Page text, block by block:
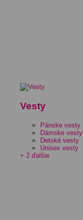
Vesty
Pánske vesty
Dámske vesty
Detské vesty
Unisex vesty
+ 2 ďalšie